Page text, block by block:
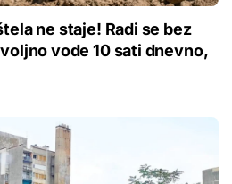
ne staje! Radi se bez
vode 10 sati dnevno,